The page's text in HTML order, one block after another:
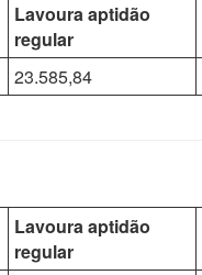
Lavoura aptidão
regular
23.585,84
Lavoura aptidão
regular